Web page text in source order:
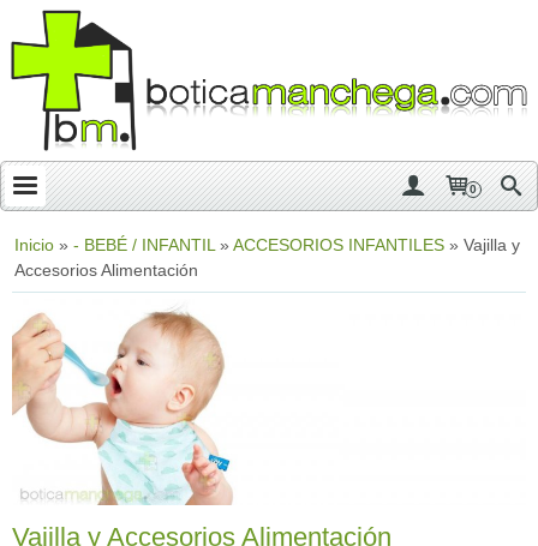
0
Inicio » - BEBÉ / INFANTIL» ACCESORIOS INFANTILES » Vajilla y
Accesorios Alimentación
Vajilla y Accesorios Alimentación